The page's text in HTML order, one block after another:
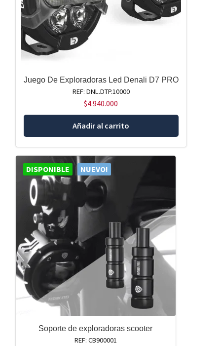
Juego De Exploradoras Led Denali D7 PRO
REF: DNL.DTP.10000
$4.940.000
Añadir al carrito
DISPONIBLE NUEVO!
Soporte de exploradoras scooter
REF: CB900001